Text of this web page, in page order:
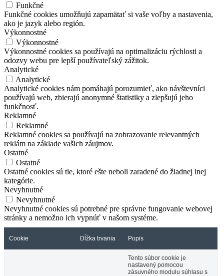
Funkčné
Funkčné cookies umožňujú zapamätať si vaše voľby a nastavenia,
ako je jazyk alebo región.
Výkonnostné
Výkonnostné
Výkonnostné cookies sa používajú na optimalizáciu rýchlosti a
odozvy webu pre lepší používateľský zážitok.
Analytické
Analytické
Analytické cookies nám pomáhajú porozumieť, ako návštevníci
používajú web, zbierajú anonymné štatistiky a zlepšujú jeho
funkčnosť.
Reklamné
Reklamné
Reklamné cookies sa používajú na zobrazovanie relevantných
reklám na základe vašich záujmov.
Ostatné
Ostatné
Ostatné cookies sú tie, ktoré ešte neboli zaradené do žiadnej inej
kategórie.
Nevyhnutné
Nevyhnutné
Nevyhnutné cookies sú potrebné pre správne fungovanie webovej
stránky a nemožno ich vypnúť v našom systéme.
Cookie Dĺžka trvania Popis
Tento súbor cookie je
nastavený pomocou
zásuvného modulu súhlasu s